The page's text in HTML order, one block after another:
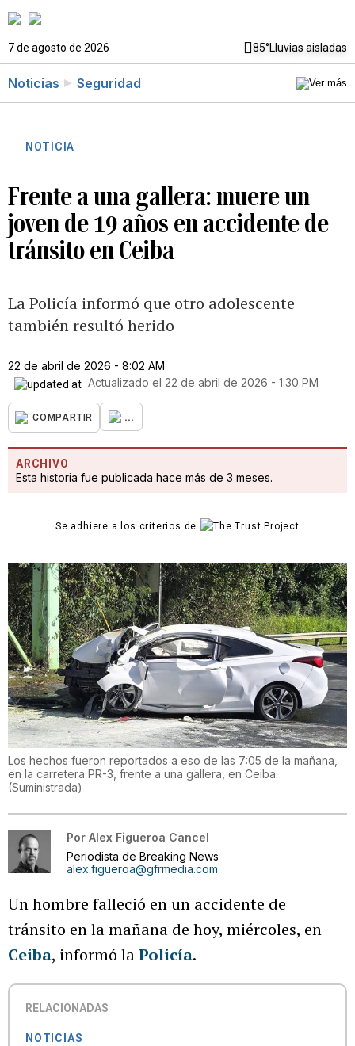
7 de agosto de 2026 85°Lluvias aisladas
Noticias Seguridad
NOTICIA
Frente a una gallera: muere un
joven de 19 años en accidente de
tránsito en Ceiba
La Policía informó que otro adolescente
también resultó herido
22 de abril de 2026 - 8:02 AM
Actualizado el 22 de abril de 2026 - 1:30 PM
COMPARTIR ...
ARCHIVO
Esta historia fue publicada hace más de 3 meses.
Se adhiere a los criterios de
Los hechos fueron reportados a eso de las 7:05 de la mañana,
en la carretera PR-3, frente a una gallera, en Ceiba.
(Suministrada)
Por Alex Figueroa Cancel
Periodista de Breaking News
alex.figueroa@gfrmedia.com
Un hombre falleció en un accidente de
tránsito en la mañana de hoy, miércoles, en
Ceiba, informó laPolicía.
RELACIONADAS
NOTICIAS